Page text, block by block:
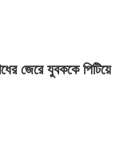
জেরে যুবককে পিটিয়ে